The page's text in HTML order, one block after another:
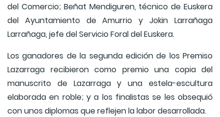
del Comercio; Beñat Mendiguren, técnico de Euskera
del Ayuntamiento de Amurrio y Jokin Larrañaga
Larrañaga, jefe del Servicio Foral del Euskera.
Los ganadores de la segunda edición de los Premiso
Lazarraga recibieron como premio una copia del
manuscrito de Lazarraga y una estela-escultura
elaborada en roble; y a los finalistas se les obsequió
con unos diplomas que reflejen la labor desarrollada.